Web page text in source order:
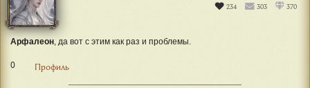
234 303 370
Арфалеон, да вот с этим как раз и проблемы.
0 Профиль